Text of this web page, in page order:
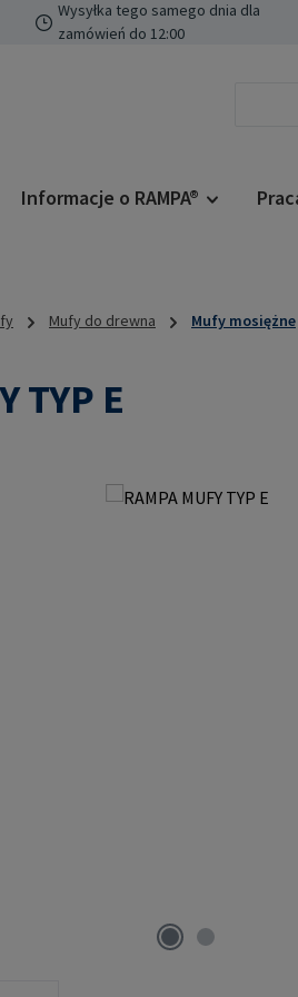
Wysyłka tego samego dnia dla
zamówień do 12:00
Informacje o RAMPA®
Mufy do drewna Mufy mosiężne
TYP E